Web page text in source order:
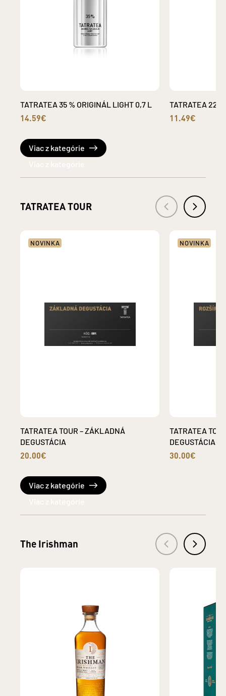
TATRATEA 35 % ORIGINÁL LIGHT 0,7 L
14.59€
TATRATEA 22
11.49€
Viac z kategórie
TATRATEA TOUR
NOVINKA
TATRATEA TOUR – ZÁKLADNÁ
DEGUSTÁCIA
20.00€
NOVINKA
TATRATEA
DEGUSTÁCIA
30.00€
Viac z kategórie
The Irishman